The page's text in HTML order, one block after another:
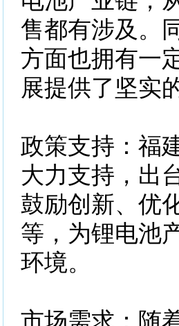
售都有涉及。
方面也拥有一
展提供了坚实
政策支持：福
大力支持，出
鼓励创新、优
等，为锂电池
环境。
市场需求：随